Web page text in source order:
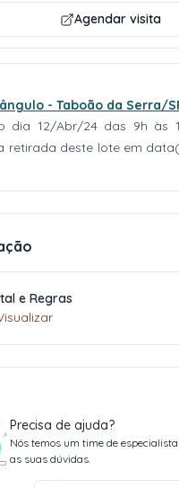
Agendar visita
- Taboão da Serra/
dia 12/Abr/24 das 9h às
retirada deste lote em
e Regras
Precisa de ajuda?
Nós temos um time de
as suas dúvidas.